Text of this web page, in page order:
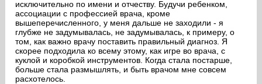
исключительно по имени и отчеству. Будучи ребенком,
ассоциации с профессией врача, кроме
вышеперечисленного, у меня дальше не заходили - я
глубже не задумывалась, не задумывалась, к примеру, о
том, как важно врачу поставить правильный диагноз. Я
скорее подходила ко всему этому, как игре во врача, с
куклой и коробкой инструментов. Когда стала постарше,
больше стала размышлять, и быть врачом мне совсем
расхотелось.